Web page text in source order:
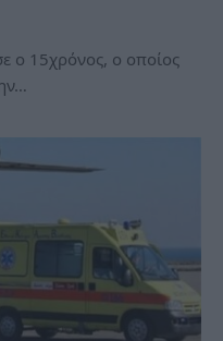
ο 15χρόνος, ο οποίος